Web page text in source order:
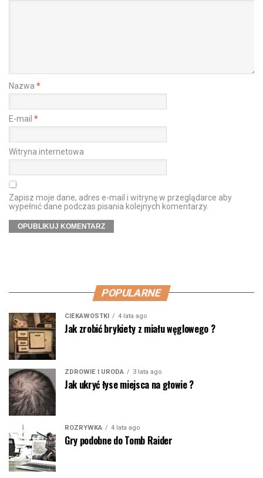
Nazwa *
E-mail *
Witryna internetowa
Zapisz moje dane, adres e-mail i witrynę w przeglądarce aby
wypełnić dane podczas pisania kolejnych komentarzy.
POPULARNE
CIEKAWOSTKI 4 lata ago
Jak zrobić brykiety z miału węglowego ?
ZDROWIE I URODA 3 lata ago
Jak ukryć łyse miejsca na głowie ?
ROZRYWKA 4 lata ago
Gry podobne do Tomb Raider